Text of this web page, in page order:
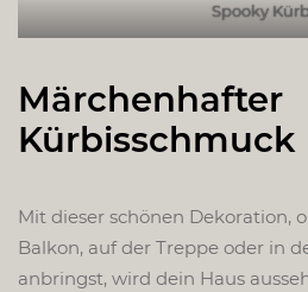
Spooky
Märchenhafter
Kürbisschmuck
Mit dieser schönen Dekoration,
Balkon, auf der Treppe oder in
anbringst, wird dein Haus